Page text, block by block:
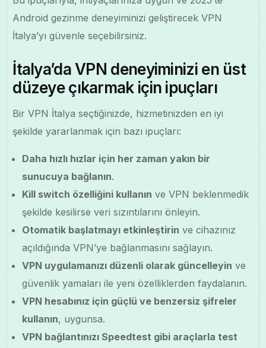
Android gezinme deneyiminizi geliştirecek VPN
İtalya’yı güvenle seçebilirsiniz.
İtalya’da VPN deneyiminizi en üst
düzeye çıkarmak için ipuçları
Bir VPN İtalya seçtiğinizde, hizmetinizden en iyi
şekilde yararlanmak için bazı ipuçları:
Daha hızlı hızlar için her zaman yakın bir
sunucuya bağlanın.
Kill switch özelliğini kullanın ve VPN beklenmedik
şekilde kesilirse veri sızıntılarını önleyin.
Otomatik başlatmayı etkinleştirin ve cihazınız
açıldığında VPN’ye bağlanmasını sağlayın.
VPN uygulamanızı düzenli olarak güncelleyin ve
güvenlik yamaları ile yeni özelliklerden faydalanın.
VPN hesabınız için güçlü ve benzersiz şifreler
kullanın, uygunsa.
VPN bağlantınızı Speedtest gibi araçlarla test